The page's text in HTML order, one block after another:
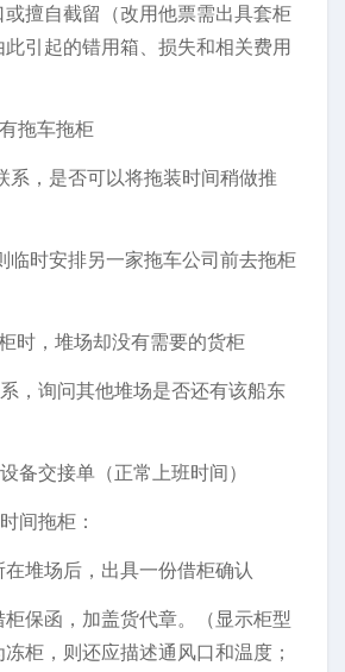
擅自截留（改用他票需出具套柜
引起的错用箱、损失和相关费用
拖车拖柜
，是否可以将拖装时间稍做推
时安排另一家拖车公司前去拖柜
时，堆场却没有需要的货柜
，询问其他堆场是否还有该船东
备交接单（正常上班时间）
间拖柜：
堆场后，出具一份借柜确认
保函，加盖货代章。（显示柜型
柜，则还应描述通风口和温度；